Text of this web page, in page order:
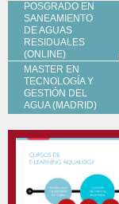
POSGRADO EN
SANEAMIENTO
DE AGUAS
RESIDUALES
(ONLINE)
MASTER EN
TECNOLOGÍA Y
GESTIÓN DEL
AGUA (MADRID)